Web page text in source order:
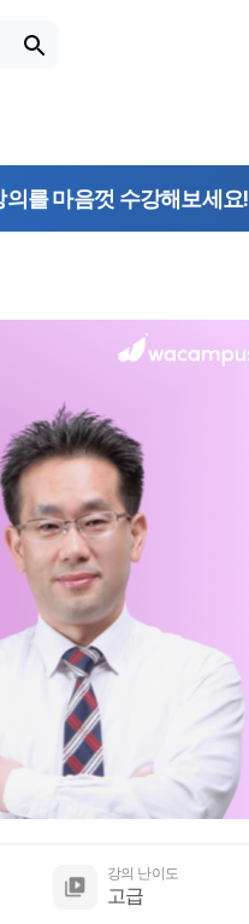
를 마음껏 수강해보세요!
강의 난이도
고급